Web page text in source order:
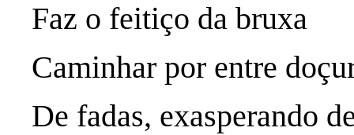
Faz o feitiço da bruxa
Caminhar por entre
De fadas, exasperando